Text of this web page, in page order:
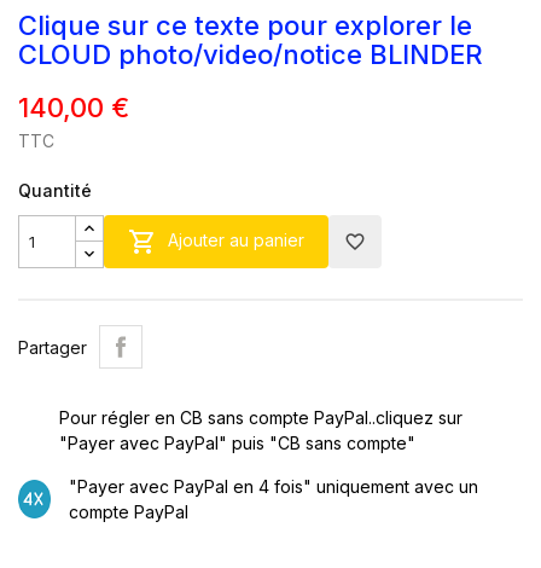
Clique sur ce texte pour explorer le
CLOUD photo/video/notice BLINDER
140,00 €
TTC
Quantité
 Ajouter au panier favorite_border
Partager
Pour régler en CB sans compte PayPal..cliquez sur
"Payer avec PayPal" puis "CB sans compte"
"Payer avec PayPal en 4 fois" uniquement avec un
compte PayPal
Créer une liste d'envies ×